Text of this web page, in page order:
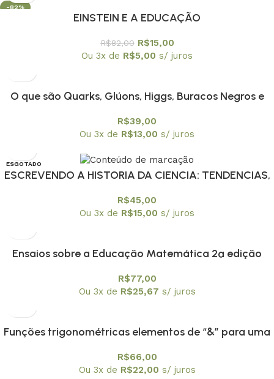
-82%
EINSTEIN E A EDUCAÇÃO
R$82,00 R$15,00
Ou 3x de R$5,00 s/ juros
O que são Quarks, Glúons, Higgs, Buracos Negros e
R$39,00
Ou 3x de R$13,00 s/ juros
ESGOTADO
ESCREVENDO A HISTORIA DA CIENCIA: TENDENCIAS,
R$45,00
Ou 3x de R$15,00 s/ juros
Ensaios sobre a Educação Matemática 2ª edição
R$77,00
Ou 3x de R$25,67 s/ juros
Funções trigonométricas elementos de “&” para uma
R$66,00
Ou 3x de R$22,00 s/ juros